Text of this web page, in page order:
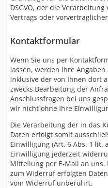
DSGVO, der die
Vertrags oder
Kontaktformular
Wenn Sie uns per
lassen, werden Ihre
inklusive der von Ihnen dort
zwecks Bearbeitung der
Anschlussfragen bei uns
wir nicht ohne Ihre
Die Verarbeitung der in das
Daten erfolgt somit
Einwilligung (Art. 6 Abs. 1 lit.
Einwilligung jederzeit
Mitteilung per E-Mail an uns.
zum Widerruf erfolgten
vom Widerruf unberührt.